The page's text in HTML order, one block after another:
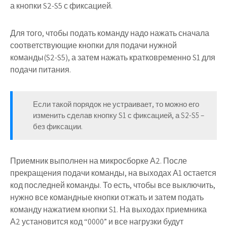
а кнопки S2-S5 с фиксацией.
Для того, чтобы подать команду надо нажать сначала
соответствующие кнопки для подачи нужной
команды(S2-S5), а затем нажать кратковременно S1 для
подачи питания.
Если такой порядок не устраивает, то можно его
изменить сделав кнопку S1 с фиксацией, а S2-S5 –
без фиксации.
Приемниквыполнен на микросборке А2. После
прекращения подачи команды, на выходах А1 остается
код последней команды. То есть, чтобы все выключить,
нужно все командные кнопки отжать и затем подать
команду нажатием кнопки S1. На выходах приемника
А2 установится код “0000” и все нагрузки будут